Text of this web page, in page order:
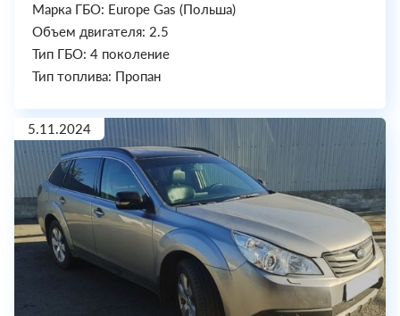
Марка ГБО: Europe Gas (Польша)
Объем двигателя: 2.5
Тип ГБО: 4 поколение
Тип топлива: Пропан
5.11.2024